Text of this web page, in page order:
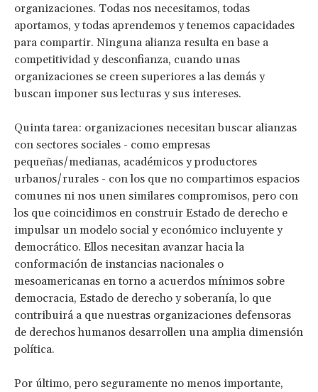
organizaciones. Todas nos necesitamos, todas
aportamos, y todas aprendemos y tenemos capacidades
para compartir. Ninguna alianza resulta en base a
competitividad y desconfianza, cuando unas
organizaciones se creen superiores a las demás y
buscan imponer sus lecturas y sus intereses.
Quinta tarea: organizaciones necesitan buscar alianzas
con sectores sociales - como empresas
pequeñas/medianas, académicos y productores
urbanos/rurales - con los que no compartimos espacios
comunes ni nos unen similares compromisos, pero con
los que coincidimos en construir Estado de derecho e
impulsar un modelo social y económico incluyente y
democrático. Ellos necesitan avanzar hacia la
conformación de instancias nacionales o
mesoamericanas en torno a acuerdos mínimos sobre
democracia, Estado de derecho y soberanía, lo que
contribuirá a que nuestras organizaciones defensoras
de derechos humanos desarrollen una amplia dimensión
política.
Por último, pero seguramente no menos importante,